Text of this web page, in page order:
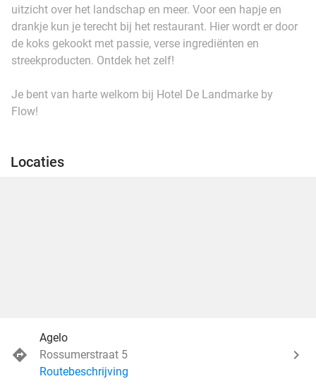
uitzicht over het landschap en meer. Voor een hapje en
drankje kun je terecht bij het restaurant. Hier wordt er door
de koks gekookt met passie, verse ingrediënten en
streekproducten. Ontdek het zelf!
Je bent van harte welkom bij Hotel De Landmarke by
Flow!
Locaties
Agelo
Rossumerstraat 5
Routebeschrijving